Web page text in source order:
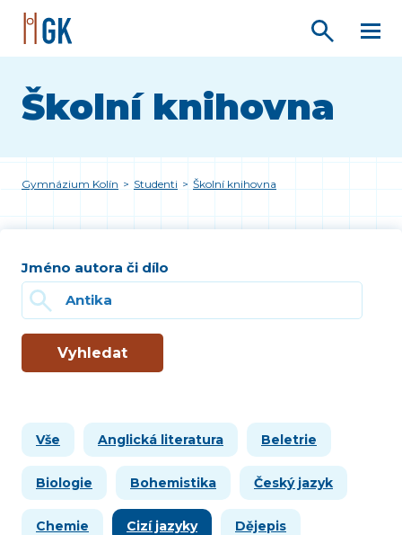
Školní knihovna
Gymnázium Kolín > Studenti > Školní knihovna
Jméno autora či dílo
Vyhledat
Vše Anglická literatura Beletrie
Biologie Bohemistika Český jazyk
Chemie Cizí jazyky Dějepis